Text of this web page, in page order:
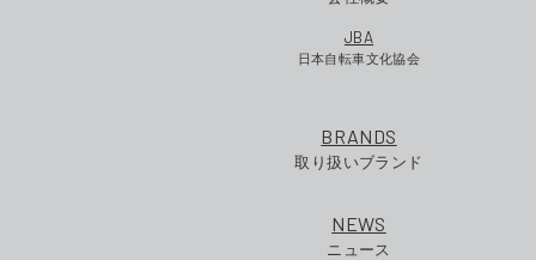
JBA
日本自転車文化協会
BRANDS
取り扱いブランド
NEWS
ニュース